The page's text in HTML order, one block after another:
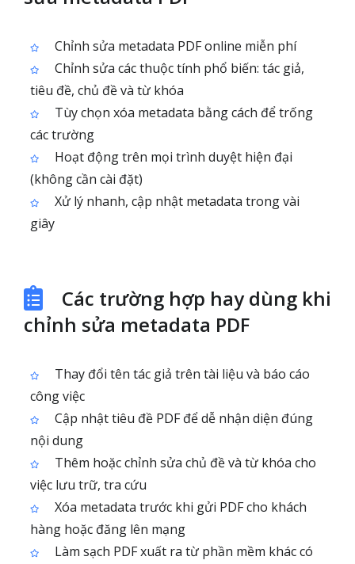
Chỉnh sửa metadata PDF online miễn phí
Chỉnh sửa các thuộc tính phổ biến: tác giả,
tiêu đề, chủ đề và từ khóa
Tùy chọn xóa metadata bằng cách để trống
các trường
Hoạt động trên mọi trình duyệt hiện đại
(không cần cài đặt)
Xử lý nhanh, cập nhật metadata trong vài
giây
Các trường hợp hay dùng khi
chỉnh sửa metadata PDF
Thay đổi tên tác giả trên tài liệu và báo cáo
công việc
Cập nhật tiêu đề PDF để dễ nhận diện đúng
nội dung
Thêm hoặc chỉnh sửa chủ đề và từ khóa cho
việc lưu trữ, tra cứu
Xóa metadata trước khi gửi PDF cho khách
hàng hoặc đăng lên mạng
Làm sạch PDF xuất ra từ phần mềm khác có